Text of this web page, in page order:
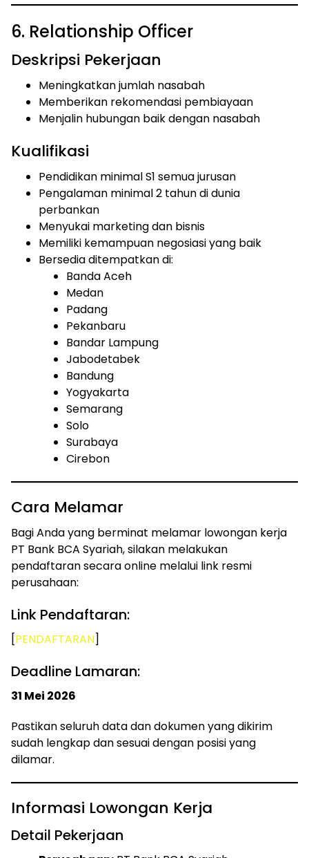
6. Relationship Officer
Deskripsi Pekerjaan
Meningkatkan jumlah nasabah
Memberikan rekomendasi pembiayaan
Menjalin hubungan baik dengan nasabah
Kualifikasi
Pendidikan minimal S1 semua jurusan
Pengalaman minimal 2 tahun di dunia
perbankan
Menyukai marketing dan bisnis
Memiliki kemampuan negosiasi yang baik
Bersedia ditempatkan di:
Banda Aceh
Medan
Padang
Pekanbaru
Bandar Lampung
Jabodetabek
Bandung
Yogyakarta
Semarang
Solo
Surabaya
Cirebon
Cara Melamar
Bagi Anda yang berminat melamar lowongan kerja
PT Bank BCA Syariah, silakan melakukan
pendaftaran secara online melalui link resmi
perusahaan:
Link Pendaftaran:
[PENDAFTARAN]
Deadline Lamaran:
31 Mei 2026
Pastikan seluruh data dan dokumen yang dikirim
sudah lengkap dan sesuai dengan posisi yang
dilamar.
Informasi Lowongan Kerja
Detail Pekerjaan